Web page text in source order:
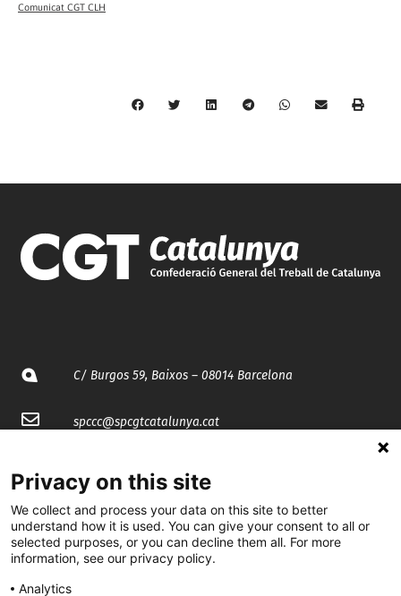
Comunicat CGT CLH
C/ Burgos 59, Baixos – 08014 Barcelona
spccc@spcgtcatalunya.cat
@CGTCatalunya
cgtcatalunya
CGTCatalunya
Privacy on this site
We collect and process your data on this site to better
understand how it is used. You can give your consent to all or
selected purposes, or you can decline them all. For more
information, see our privacy policy.
Analytics